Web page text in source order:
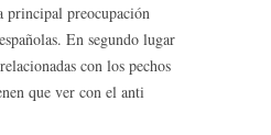
principal preocupación
En segundo lugar
con los pechos
que ver con el anti